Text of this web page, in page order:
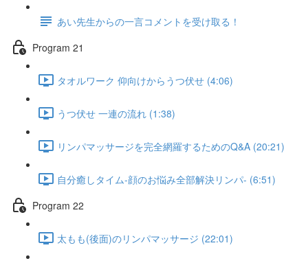
あい先生からの一言コメントを受け取る！
Program 21
タオルワーク 仰向けからうつ伏せ (4:06)
うつ伏せ 一連の流れ (1:38)
リンパマッサージを完全網羅するためのQ&A (20:21)
自分癒しタイム-顔のお悩み全部解決リンパ- (6:51)
Program 22
太もも(後面)のリンパマッサージ (22:01)